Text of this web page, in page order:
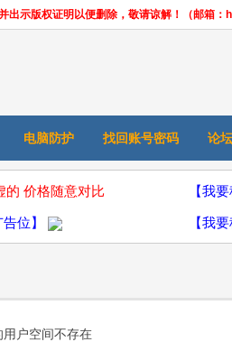
示版权证明以便删除，敬请谅解！（邮箱
电脑防护 找回账号密码 论
的 价格随意对比 【我
位】 【我
户空间不存在